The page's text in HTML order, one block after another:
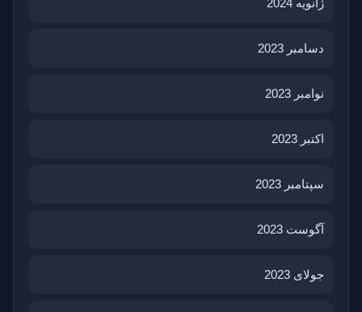
ژانویه 2024
دسامبر 2023
نوامبر 2023
اکتبر 2023
سپتامبر 2023
آگوست 2023
جولای 2023